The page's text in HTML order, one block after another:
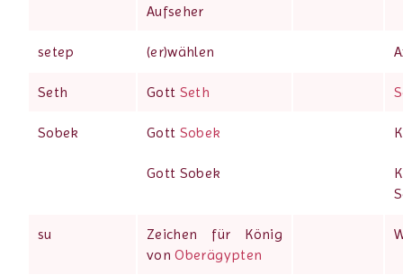
Aufseher
setep (er)wählen
Seth Gott Seth
Sobek Gott Sobek
Gott Sobek
su
Zeichen für König
vonOberägypten